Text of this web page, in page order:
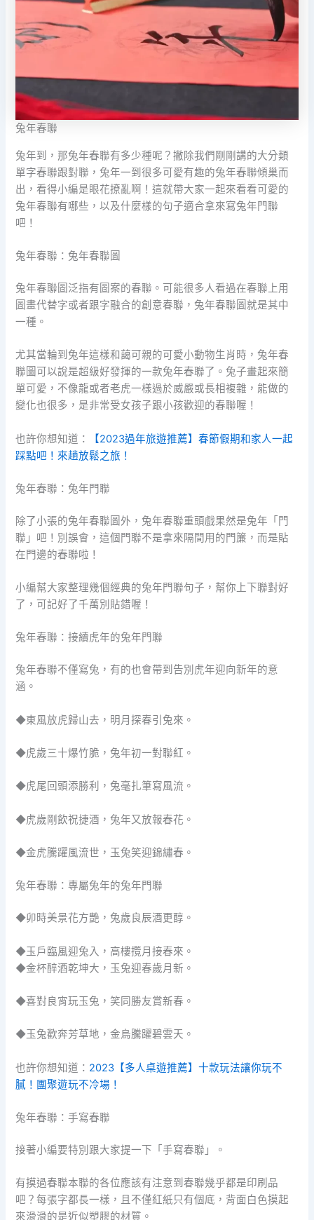
兔年春聯
兔年到，那兔年春聯有多少種呢？撇除我們剛剛講的大分類
單字春聯跟對聯，兔年一到很多可愛有趣的兔年春聯傾巢而
出，看得小編是眼花撩亂啊！這就帶大家一起來看看可愛的
兔年春聯有哪些，以及什麼樣的句子適合拿來寫兔年門聯
吧！
兔年春聯：兔年春聯圖
兔年春聯圖泛指有圖案的春聯。可能很多人看過在春聯上用
圖畫代替字或者跟字融合的創意春聯，兔年春聯圖就是其中
一種。
尤其當輪到兔年這樣和藹可親的可愛小動物生肖時，兔年春
聯圖可以說是超級好發揮的一款兔年春聯了。兔子畫起來簡
單可愛，不像龍或者老虎一樣過於威嚴或長相複雜，能做的
變化也很多，是非常受女孩子跟小孩歡迎的春聯喔！
也許你想知道：
【2023過年旅遊推薦】春節假期和家人一起
踩點吧！來趟放鬆之旅！
兔年春聯：兔年門聯
除了小張的兔年春聯圖外，兔年春聯重頭戲果然是兔年「門
聯」吧！別誤會，這個門聯不是拿來隔間用的門簾，而是貼
在門邊的春聯啦！
小編幫大家整理幾個經典的兔年門聯句子，幫你上下聯對好
了，可記好了千萬別貼錯喔！
兔年春聯：接續虎年的兔年門聯
兔年春聯不僅寫兔，有的也會帶到告別虎年迎向新年的意
涵。
◆東風放虎歸山去，明月探春引兔來。
◆虎歲三十爆竹脆，兔年初一對聯紅。
◆虎尾回頭添勝利，兔毫扎筆寫風流。
◆虎歲剛飲祝捷酒，兔年又放報春花。
◆金虎騰躍風流世，玉兔笑迎錦繡春。
兔年春聯：專屬兔年的兔年門聯
◆卯時美景花方艷，兔歲良辰酒更醇。
◆玉戶臨風迎兔入，高樓攬月接春來。
◆金杯醉酒乾坤大，玉兔迎春歲月新。
◆喜對良宵玩玉兔，笑同勝友賞新春。
◆玉兔歡奔芳草地，金烏騰躍碧雲天。
也許你想知道： 2023【多人桌遊推薦】十款玩法讓你玩不
膩！團聚遊玩不冷場！
兔年春聯：手寫春聯
接著小編要特別跟大家提一下「手寫春聯」。
有摸過春聯本聯的各位應該有注意到春聯幾乎都是印刷品
吧？每張字都長一樣，且不僅紅紙只有個底，背面白色摸起
來滑滑的是近似塑膠的材質。